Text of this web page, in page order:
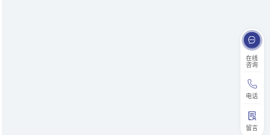
在线
咨询
电话
留言